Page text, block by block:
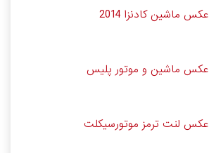
عکس ماشین کادنزا 2014
عکس ماشین و موتور پلیس
عکس لنت ترمز موتورسیکلت